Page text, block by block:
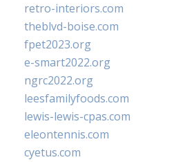
retro-interiors.com
theblvd-boise.com
fpet2023.org
e-smart2022.org
ngrc2022.org
leesfamilyfoods.com
lewis-lewis-cpas.com
eleontennis.com
cyetus.com